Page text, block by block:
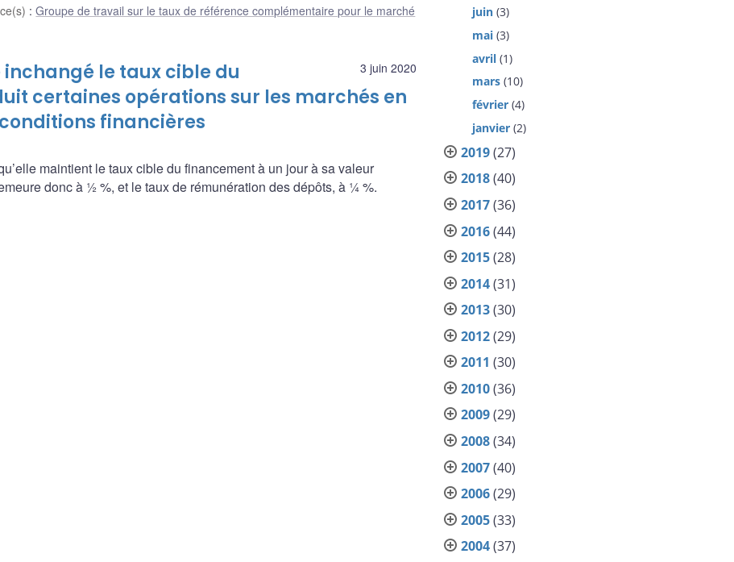
:Groupe de travail sur le taux de référence complémentaire pour le marché
3 juin 2020
le taux cible du
certaines opérations sur les marchés en
financières
maintient le taux cible du financement à un jour à sa valeur
donc à ½ %, et le taux de rémunération des dépôts, à ¼ %.
juin (3)
mai (3)
avril (1)
mars (10)
février (4)
janvier (2)
2019(27)
2018(40)
2017(36)
2016(44)
2015(28)
2014(31)
2013(30)
2012(29)
2011 (30)
2010(36)
2009(29)
2008(34)
2007(40)
2006(29)
2005(33)
2004(37)